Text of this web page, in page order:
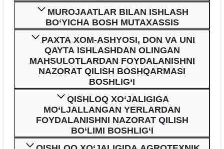
MUROJAATLAR BILAN ISHLASH
BO‘YICHA BOSH MUTAXASSIS
PAXTA XOM-ASHYOSI, DON VA UNI
QAYTA ISHLASHDAN OLINGAN
MAHSULOTLARDAN FOYDALANISHNI
NAZORAT QILISH BOSHQARMASI
BOSHLIG‘I
QISHLOQ XO‘JALIGIGA
MO‘LJALLANGAN YERLARDAN
FOYDALANISHNI NAZORAT QILISH
BO‘LIMI BOSHLIG‘I